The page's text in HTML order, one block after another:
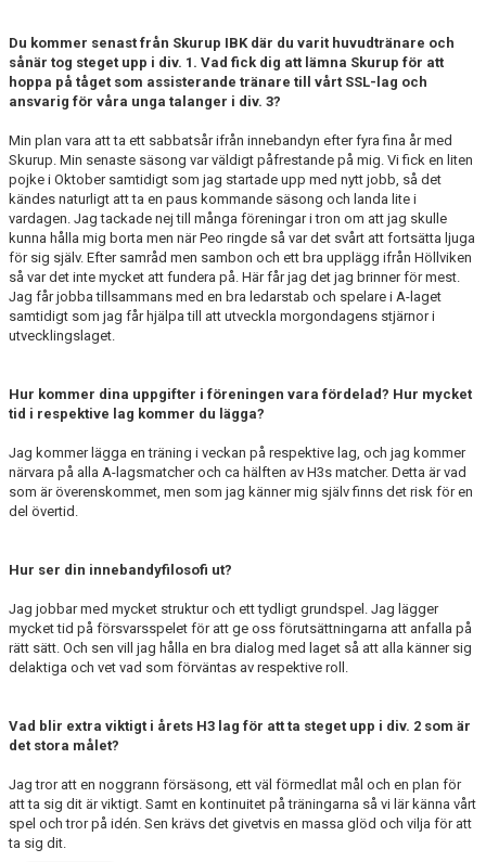
Du kommer senast från Skurup IBK där du varit huvudtränare och
sånär tog steget upp i div. 1. Vad fick dig att lämna Skurup för att
hoppa på tåget som assisterande tränare till vårt SSL-lag och
ansvarig för våra unga talanger i div. 3?
Min plan vara att ta ett sabbatsår ifrån innebandyn efter fyra fina år med
Skurup. Min senaste säsong var väldigt påfrestande på mig. Vi fick en liten
pojke i Oktober samtidigt som jag startade upp med nytt jobb, så det
kändes naturligt att ta en paus kommande säsong och landa lite i
vardagen. Jag tackade nej till många föreningar i tron om att jag skulle
kunna hålla mig borta men när Peo ringde så var det svårt att fortsätta ljuga
för sig själv. Efter samråd men sambon och ett bra upplägg ifrån Höllviken
så var det inte mycket att fundera på. Här får jag det jag brinner för mest.
Jag får jobba tillsammans med en bra ledarstab och spelare i A-laget
samtidigt som jag får hjälpa till att utveckla morgondagens stjärnor i
utvecklingslaget.
Hur kommer dina uppgifter i föreningen vara fördelad? Hur mycket
tid i respektive lag kommer du lägga?
Jag kommer lägga en träning i veckan på respektive lag, och jag kommer
närvara på alla A-lagsmatcher och ca hälften av H3s matcher. Detta är vad
som är överenskommet, men som jag känner mig själv finns det risk för en
del övertid.
Hur ser din innebandyfilosofi ut?
Jag jobbar med mycket struktur och ett tydligt grundspel. Jag lägger
mycket tid på försvarsspelet för att ge oss förutsättningarna att anfalla på
rätt sätt. Och sen vill jag hålla en bra dialog med laget så att alla känner sig
delaktiga och vet vad som förväntas av respektive roll.
Vad blir extra viktigt i årets H3 lag för att ta steget upp i div. 2 som är
det stora målet?
Jag tror att en noggrann försäsong, ett väl förmedlat mål och en plan för
att ta sig dit är viktigt. Samt en kontinuitet på träningarna så vi lär känna vårt
spel och tror på idén. Sen krävs det givetvis en massa glöd och vilja för att
ta sig dit.